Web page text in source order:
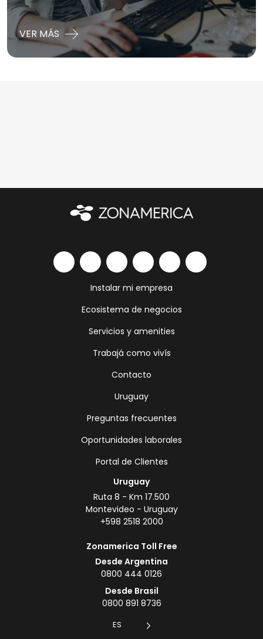
VER MÁS
Instalar mi empresa
Ecosistema de negocios
Servicios y amenities
Trabajá como vivís
Contacto
Uruguay
Preguntas frecuentes
Oportunidades laborales
Portal de Clientes
Uruguay
Ruta 8 - Km 17.500
Montevideo - Uruguay
+598 2518 2000
Zonamerica Toll Free
Desde Argentina
0800 444 0126
Desde Brasil
0800 891 8736
ES